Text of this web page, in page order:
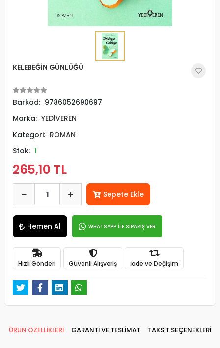
KELEBEĞİN GÜNLÜĞÜ
Barkod: 9786052690697
Marka: YEDİVEREN
Kategori: ROMAN
Stok: 1
265,10 TL
Sepete Ekle
Hemen Al WHATSAPP İLE SİPARİŞ VER
Hızlı Gönderi Güvenli Alışveriş İade ve Değişim
ÜRÜN ÖZELLİKLERİ GARANTİ VE TESLİMAT TAKSİT SEÇENEKLERİ